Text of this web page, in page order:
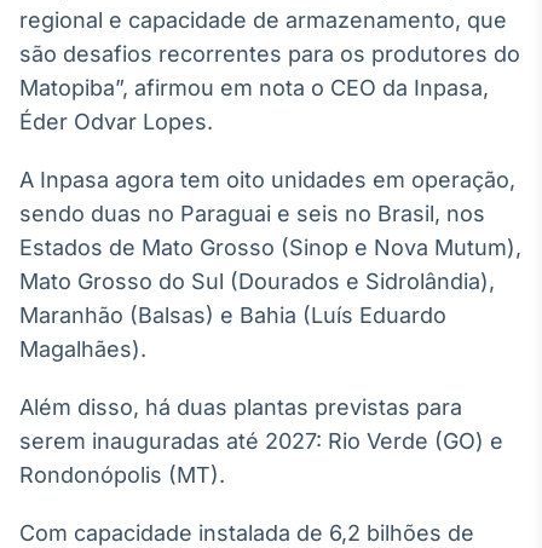
Cotações e
notícias
para conteúdos e
funcionalidades
Broadcast
dados para
displays e telas
Curadoria
regional e capacidade de armazenamento, que
são desafios recorrentes para os produtores do
Matopiba”, afirmou em nota o CEO da Inpasa,
Éder Odvar Lopes.
A Inpasa agora tem oito unidades em operação,
sendo duas no Paraguai e seis no Brasil, nos
Estados de Mato Grosso (Sinop e Nova Mutum),
Mato Grosso do Sul (Dourados e Sidrolândia),
Maranhão (Balsas) e Bahia (Luís Eduardo
Magalhães).
Além disso, há duas plantas previstas para
serem inauguradas até 2027: Rio Verde (GO) e
Rondonópolis (MT).
Com capacidade instalada de 6,2 bilhões de